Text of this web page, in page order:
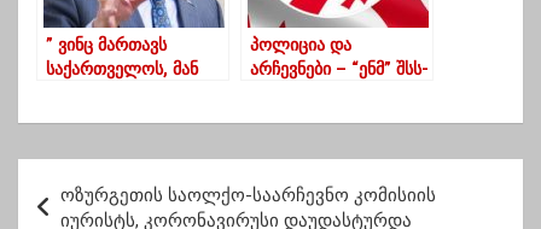
” ვინც მართავს
საქართველოს, მან
პოლიცია და
არჩევნები – “ენმ” შსს-
ინფორმაციას
ო
ოზურგეთის საოლქო-საარჩევნო კომისიის
იურისტს, კორონავირუსი დაუდასტურდა